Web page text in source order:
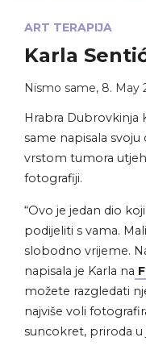
ART TERAPIJA
Karla
Nismo same, 8. May
Hrabra Dubrovkinja
same napisala svoju
vrstom tumora
fotografiji.
“Ovo je jedan dio
podijeliti s vama.
slobodno vrijeme.
napisala je Karla na
možete razgledati
najviše voli
suncokret, priroda u